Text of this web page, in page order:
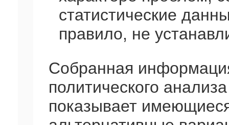
статистические
правило, не
Собранная
политического
показывает